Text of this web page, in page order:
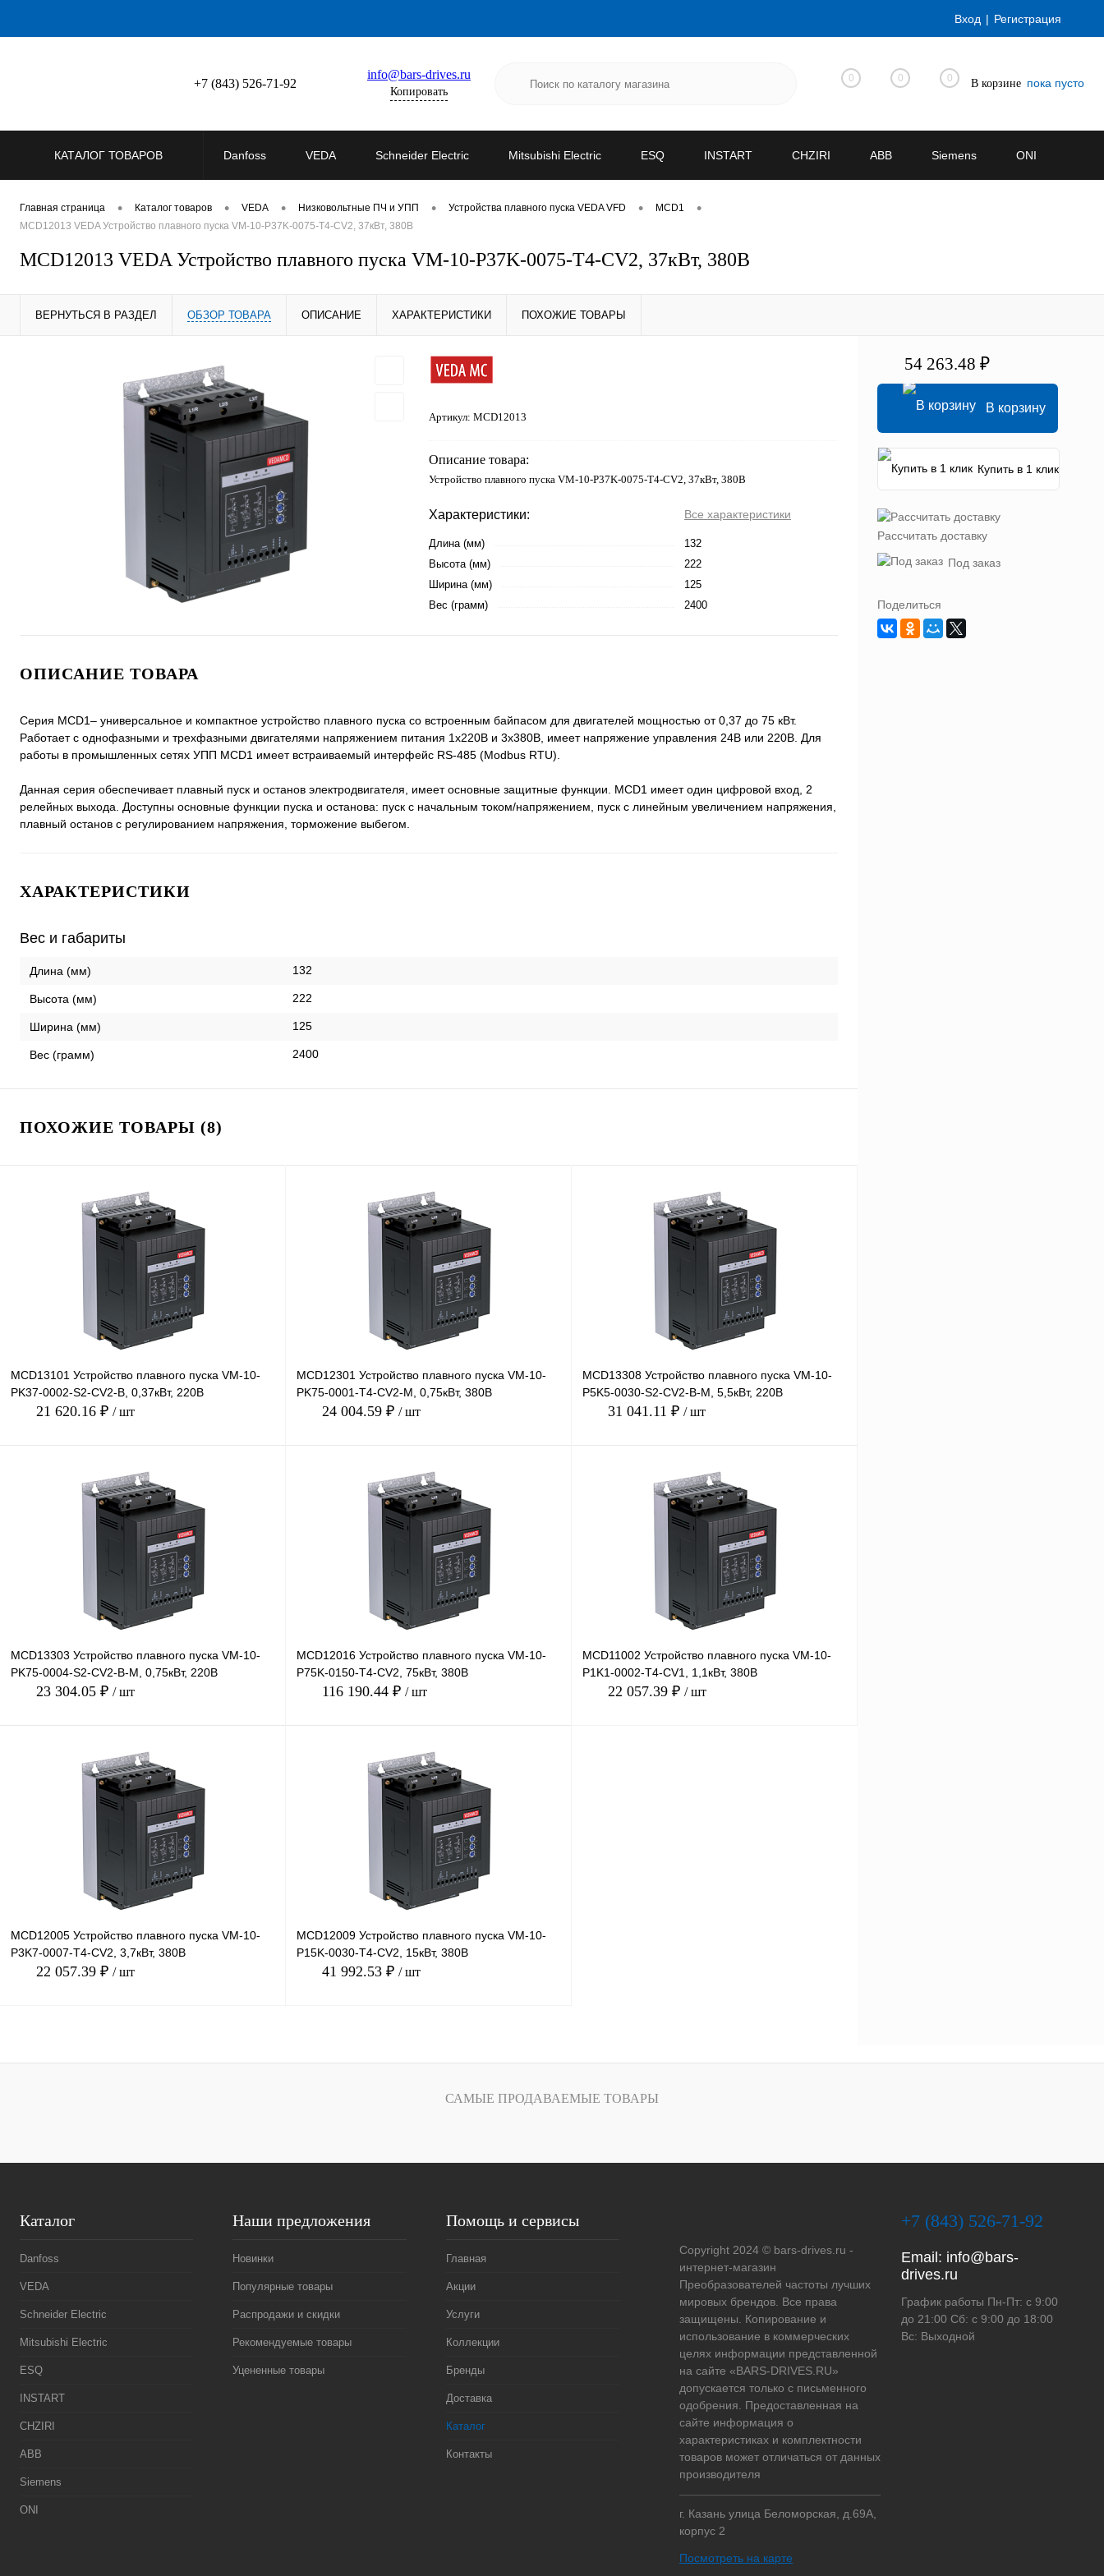
Вход Регистрация
+7 (843) 526-71-92
info@bars-drives.ru
Копировать
0 0 0 В корзине пока пусто
КАТАЛОГ ТОВАРОВ Danfoss VEDA Schneider Electric Mitsubishi Electric ESQ INSTART CHZIRI ABB Siemens ONI
Главная страница • Каталог товаров • VEDA • Низковольтные ПЧ и УПП • Устройства плавного пуска VEDA VFD • MCD1 •
MCD12013 VEDA Устройство плавного пуска VM-10-P37K-0075-T4-CV2, 37кВт, 380В
MCD12013 VEDA Устройство плавного пуска VM-10-P37K-0075-T4-CV2, 37кВт, 380В
ВЕРНУТЬСЯ В РАЗДЕЛ ОБЗОР ТОВАРА ОПИСАНИЕ ХАРАКТЕРИСТИКИ ПОХОЖИЕ ТОВАРЫ
Артикул: MCD12013
Описание товара:
Устройство плавного пуска VM-10-P37K-0075-T4-CV2, 37кВт, 380В
Характеристики: Все характеристики
Длина (мм)
132
Высота (мм)
222
Ширина (мм)
125
Вес (грамм)
2400
ОПИСАНИЕ ТОВАРА
Серия MCD1– универсальное и компактное устройство плавного пуска со встроенным байпасом для двигателей мощностью от 0,37 до 75 кВт.
Работает с однофазными и трехфазными двигателями напряжением питания 1х220В и 3х380В, имеет напряжение управления 24В или 220В. Для
работы в промышленных сетях УПП MCD1 имеет встраиваемый интерфейс RS-485 (Modbus RTU).
Данная серия обеспечивает плавный пуск и останов электродвигателя, имеет основные защитные функции. MCD1 имеет один цифровой вход, 2
релейных выхода. Доступны основные функции пуска и останова: пуск с начальным током/напряжением, пуск с линейным увеличением напряжения,
плавный останов с регулированием напряжения, торможение выбегом.
ХАРАКТЕРИСТИКИ
Вес и габариты
Длина (мм) 132
Высота (мм) 222
Ширина (мм) 125
Вес (грамм) 2400
ПОХОЖИЕ ТОВАРЫ (8)
MCD13101 Устройство плавного пуска VM-10-
PK37-0002-S2-CV2-B, 0,37кВт, 220В
21 620.16 ₽ / шт
Сравнение
Под заказ
MCD12301 Устройство плавного пуска VM-10-
PK75-0001-T4-CV2-M, 0,75кВт, 380В
24 004.59 ₽ / шт
Сравнение
Под заказ
MCD13308 Устройство плавного пуска VM-10-
P5K5-0030-S2-CV2-B-M, 5,5кВт, 220В
31 041.11 ₽ / шт
Сравнение
Под заказ
MCD13303 Устройство плавного пуска VM-10-
PK75-0004-S2-CV2-B-M, 0,75кВт, 220В
23 304.05 ₽ / шт
Сравнение
Под заказ
MCD12016 Устройство плавного пуска VM-10-
P75K-0150-T4-CV2, 75кВт, 380В
116 190.44 ₽ / шт
Сравнение
Под заказ
MCD11002 Устройство плавного пуска VM-10-
P1K1-0002-T4-CV1, 1,1кВт, 380В
22 057.39 ₽ / шт
MCD12005 Устройство плавного пуска VM-10-
P3K7-0007-T4-CV2, 3,7кВт, 380В
22 057.39 ₽ / шт
MCD12009 Устройство плавного пуска VM-10-
P15K-0030-T4-CV2, 15кВт, 380В
41 992.53 ₽ / шт
54 263.48 ₽
В корзину
Купить в 1 клик
Рассчитать доставку
Под заказ
Поделиться
САМЫЕ ПРОДАВАЕМЫЕ ТОВАРЫ
Каталог
Danfoss
VEDA
Schneider Electric
Mitsubishi Electric
ESQ
INSTART
CHZIRI
ABB
Siemens
ONI
Наши предложения
Новинки
Популярные товары
Распродажи и скидки
Рекомендуемые товары
Уцененные товары
Помощь и сервисы
Главная
Акции
Услуги
Коллекции
Бренды
Доставка
Каталог
Контакты
Copyright 2024 © bars-drives.ru -
интернет-магазин
Преобразователей частоты лучших
мировых брендов. Все права
защищены. Копирование и
использование в коммерческих
целях информации представленной
на сайте «BARS-DRIVES.RU»
допускается только с письменного
одобрения. Предоставленная на
сайте информация о
характеристиках и комплектности
товаров может отличаться от данных
производителя
г. Казань улица Беломорская, д.69А,
корпус 2
Посмотреть на карте
+7 (843) 526-71-92
Email: info@bars-
drives.ru
График работы Пн-Пт: с 9:00
до 21:00 Сб: с 9:00 до 18:00
Вс: Выходной